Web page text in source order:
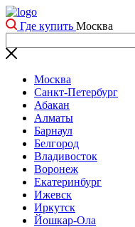
Где купить Москва
Москва
Санкт-Петербург
Абакан
Алматы
Барнаул
Белгород
Владивосток
Воронеж
Екатеринбург
Ижевск
Иркутск
Йошкар-Ола